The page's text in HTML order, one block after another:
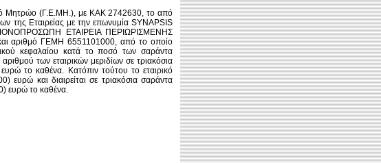
Μητρώο (Γ.Ε.ΜΗ.), με ΚΑΚ 2742630, το από
της Εταιρείας με την επωνυμία SYNAPSIS
ΕΤΑΙΡΕΙΑ ΠΕΡΙΩΡΙΣΜΕΝΗΣ
αριθμό ΓΕΜΗ 6551101000, από το οποίο
κεφαλαίου κατά το ποσό των σαράντα
των εταιρικών μεριδίων σε τριακόσια
το καθένα. Κατόπιν τούτου το εταιρικό
ευρώ και διαιρείται σε τριακόσια σαράντα
ευρώ το καθένα.